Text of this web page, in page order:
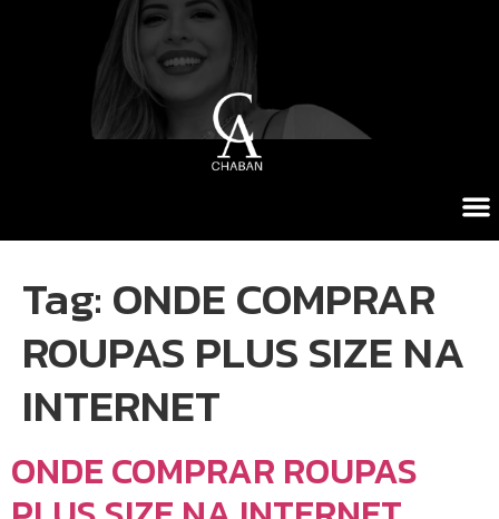
Tag: ONDE COMPRAR
ROUPAS PLUS SIZE NA
INTERNET
ONDE COMPRAR ROUPAS